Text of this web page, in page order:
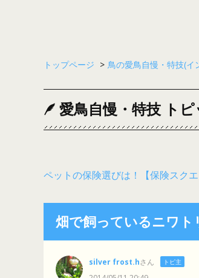
トップページ > 鳥の愛鳥自慢・特技(イ
愛鳥自慢・特技 トピ
ペットの保険選びは！【保険スク
畑で飼っているニワ
silver frost.hさん トピ主